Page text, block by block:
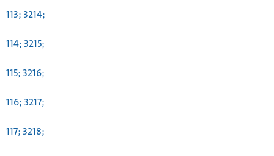
113; 3214;
114; 3215;
115; 3216;
116; 3217;
117; 3218;